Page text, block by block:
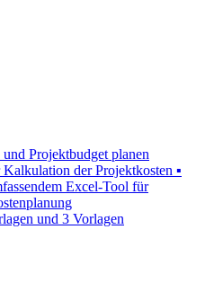
Projektbudget planen
der Projektkosten ▪
Excel-Tool für
und 3 Vorlagen